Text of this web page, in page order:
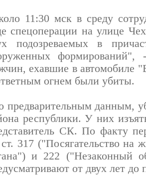
11:30 мск в среду
спецоперации на улице
подозреваемых в
формирований",
ехавшие в автомобиле
огнем были убиты.
предварительным данным,
республики. У них
СК. По факту
317 ("Посягательство на
и 222 ("Незаконный
от двух лет